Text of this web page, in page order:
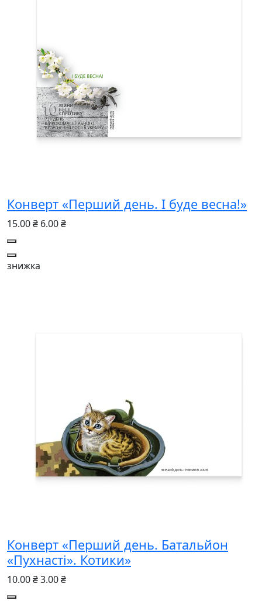
Конверт «Перший день. І буде весна!»
15.00 ₴ 6.00 ₴
знижка
Конверт «Перший день. Батальйон
«Пухнасті». Котики»
10.00 ₴3.00 ₴